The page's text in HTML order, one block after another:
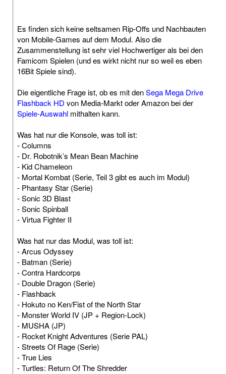
Es finden sich keine seltsamen Rip-Offs und Nachbauten
von Mobile-Games auf dem Modul. Also die
Zusammenstellung ist sehr viel Hochwertiger als bei den
Famicom Spielen (und es wirkt nicht nur so weil es eben
16Bit Spiele sind).
Die eigentliche Frage ist, ob es mit denSega Mega Drive
Flashback HD von Media-Markt oder Amazon bei der
Spiele-Auswahl mithalten kann.
Was hat nur die Konsole, was toll ist:
- Columns
- Dr. Robotnik’s Mean Bean Machine
- Kid Chameleon
- Mortal Kombat (Serie, Teil 3 gibt es auch im Modul)
- Phantasy Star (Serie)
- Sonic 3D Blast
- Sonic Spinball
- Virtua Fighter II
Was hat nur das Modul, was toll ist:
- Arcus Odyssey
- Batman (Serie)
- Contra Hardcorps
- Double Dragon (Serie)
- Flashback
- Hokuto no Ken/Fist of the North Star
- Monster World IV (JP + Region-Lock)
- MUSHA (JP)
- Rocket Knight Adventures (Serie PAL)
- Streets Of Rage (Serie)
- True Lies
- Turtles: Return Of The Shredder